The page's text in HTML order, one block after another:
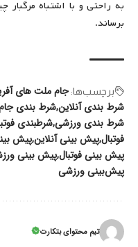
به راحتی و با اشتباه
برساند.
برچسب‌‌ها: جام ملت های
شرط بندی آنلاینشرط بندی جام
شرط بندی ورزشیشرطبندی
فوتبالپیش بینی آنلاینپیش
پیش بینی فوتبالپیش بینی
پیش‌بینی ورزشی
تیم محتوای بتکارت